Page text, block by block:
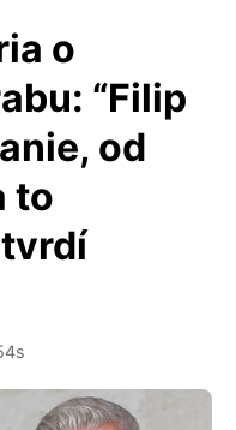
o
“Filip
od
to